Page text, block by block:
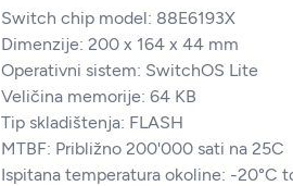
Switch chip model: 88E6193X
Dimenzije: 200 x 164 x 44 mm
Operativni sistem: SwitchOS Lite
Veličina memorije: 64 KB
Tip skladištenja: FLASH
MTBF: Približno 200'000 sati na 25C
Ispitana temperatura okoline: -20°C